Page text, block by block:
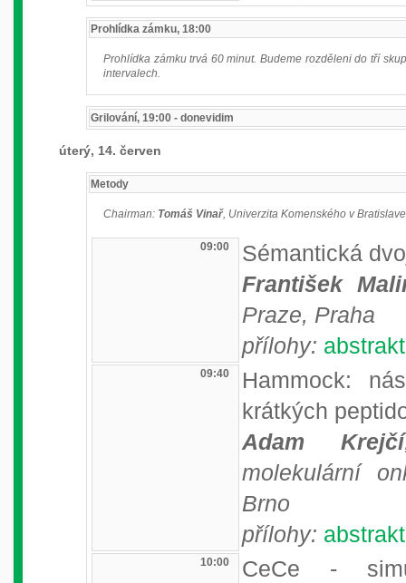
Prohlídka zámku, 18:00
Prohlídka zámku trvá 60 minut. Budeme rozděleni do tří
intervalech.
Grilování, 19:00 - donevidim
úterý, 14. červen
Metody
Chairman: Tomáš Vinař, Univerzita Komenského v
09:00
Sémantická
František
Praze, Praha
přílohy: abstrakt
09:40
Hammock:
krátkých
Adam Krejčí
molekulární
Brno
přílohy: abstrakt
10:00
CeCe -